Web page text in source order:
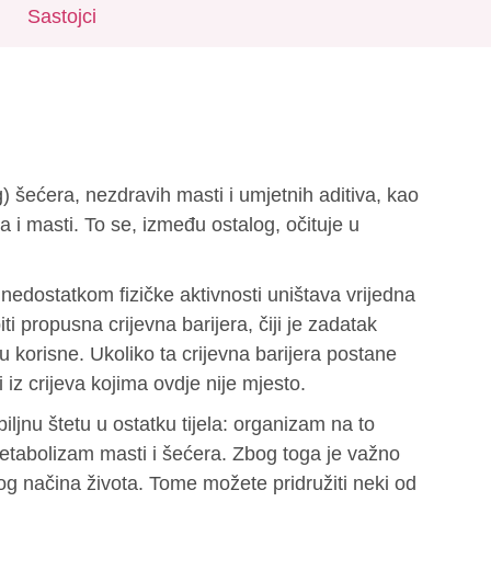
Sastojci
šećera, nezdravih masti i umjetnih aditiva, kao
i masti. To se, između ostalog, očituje u
fizičke aktivnosti uništava vrijedna
propusna crijevna barijera, čiji je zadatak
korisne. Ukoliko ta crijevna barijera postane
crijeva kojima ovdje nije mjesto.
štetu u ostatku tijela: organizam na to
masti i šećera. Zbog toga je važno
načina života. Tome možete pridružiti neki od